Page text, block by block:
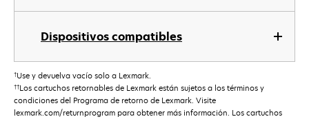
Dispositivos compatibles
†Use y devuelva vacío solo a Lexmark.
††Los cartuchos retornables de Lexmark están sujetos a los términos y
condiciones del Programa de retorno de Lexmark. Visite
lexmark.com/returnprogram para obtener más información. Los cartuchos